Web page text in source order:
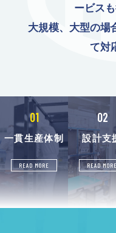
ービス
大規模、大型の場
て対
01
一貫生産体制
READ MORE
02
設計支
READ